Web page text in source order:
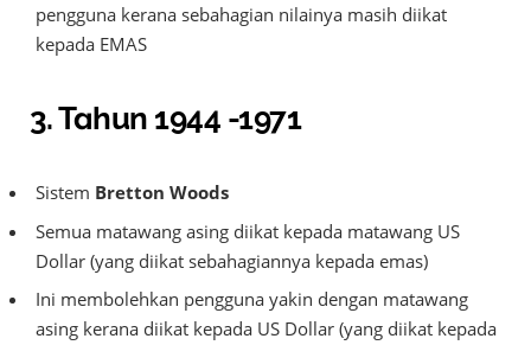
pengguna kerana sebahagian nilainya masih diikat
kepada EMAS
3.Tahun 1944 -1971
Sistem Bretton Woods
Semua matawang asing diikat kepada matawang US
Dollar (yang diikat sebahagiannya kepada emas)
Ini membolehkan pengguna yakin dengan matawang
asing kerana diikat kepada US Dollar (yang diikat kepada